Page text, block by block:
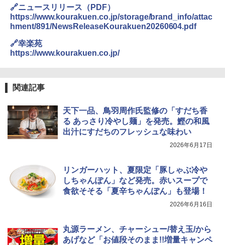
し 塩らーめん 108g×10袋 保存食 備蓄
￥2,323
カップヌードル カップヌードルPRO し
ょうゆ 高たんぱく&低糖質 さらに塩分控
￥2,885
レンジ 省エネ 高効率 15L 一人暮らし 二
人暮らし フラットテーブル グレー YRZ-
WF150TV(H) + 炊飯器 5.5合 マイコン式
低温調理 AMRC-10M(B) ブラック
￥34,280
4
ジ 赤外線センサー ノンフライ調理 簡単
お手入れ 小型 新生活 一人暮らし 二人暮
らし ファミリー
5
シャープ ウォーターオーブン ヘルシオ
AX-XJ1-B ブラック 30L 2段調理 コンベ
🔗ニュースリリース（PDF）
https://www.kourakuen.co.jp/storage/brand_info/attac
hment/891/NewsReleaseKourakuen20260604.pdf
🔗幸楽苑
https://www.kourakuen.co.jp/
関連記事
天下一品、鳥羽周作氏監修の「すだち香
る あっさり冷やし麺」を発売。鰹の和風
出汁にすだちのフレッシュな味わい
2026年6月17日
リンガーハット、夏限定「豚しゃぶ冷や
しちゃんぽん」など発売。赤いスープで
食欲そそる「夏辛ちゃんぽん」も登場！
2026年6月16日
丸源ラーメン、チャーシュー/替え玉/から
あげなど「お値段そのまま!!増量キャンペ